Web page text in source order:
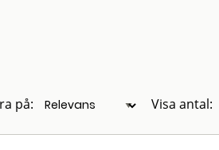
på: Visa antal: